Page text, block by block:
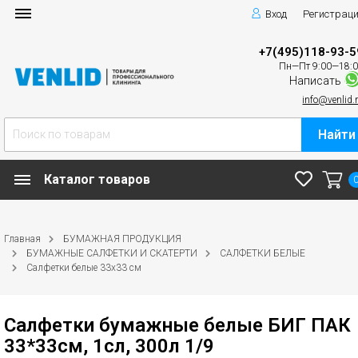
Вход
+7(495)118-93-
Пн—Пт
Написать
Найти
Каталог товаров
Главная
БУМАЖНАЯ ПРОДУКЦИЯ
БУМАЖНЫЕ САЛФЕТКИ И СКАТЕРТИ
САЛФЕТКИ БЕЛЫЕ
Салфетки белые 33х33 см
Салфетки бумажные белые БИГ ПАК
33*33см, 1сл, 300л 1/9